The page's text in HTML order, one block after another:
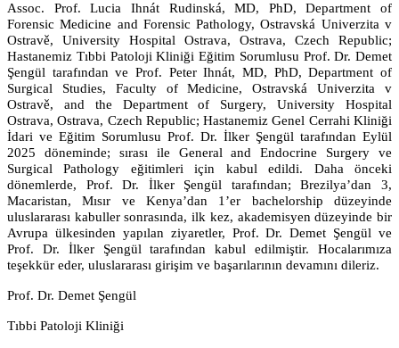
Assoc. Prof.Lucia Ihnát Rudinská, MD, PhD,Department of
Forensic Medicine and Forensic Pathology, Ostravská Univerzita v
Ostravě, University Hospital Ostrava, Ostrava, Czech Republic;
Hastanemiz Tıbbi PatolojiKliniği Eğitim Sorumlusu Prof. Dr. Demet
Şengül tarafından ve Prof. Peter Ihnát, MD, PhD, Department of
Surgical Studies, Faculty of Medicine,Ostravská Univerzita v
Ostravě, and the Department of Surgery, University Hospital
Ostrava, Ostrava, Czech Republic; Hastanemiz Genel Cerrahi Kliniği
İdari ve Eğitim Sorumlusu Prof. Dr. İlker Şengül tarafından Eylül
2025 döneminde; sırası ile General and Endocrine Surgery ve
Surgical Pathology eğitimleri için kabul edildi. Daha önceki
dönemlerde, Prof. Dr. İlker Şengül tarafından; Brezilya’dan 3,
Macaristan, Mısır ve Kenya’dan 1’er bachelorship düzeyinde
uluslararası kabuller sonrasında, ilk kez, akademisyen düzeyinde bir
Avrupa ülkesinden yapılan ziyaretler, Prof. Dr. Demet Şengül ve
Prof. Dr. İlker Şengültarafından kabul edilmiştir. Hocalarımıza
teşekkür eder, uluslararası girişim ve başarılarının devamını dileriz.
Prof. Dr. Demet Şengül
Tıbbi Patoloji Kliniği